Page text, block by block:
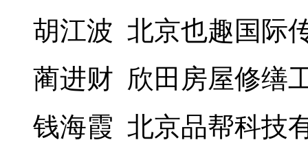
胡江波 北京也趣国际
蔺进财 欣田房屋修缮
钱海霞 北京品帮科技